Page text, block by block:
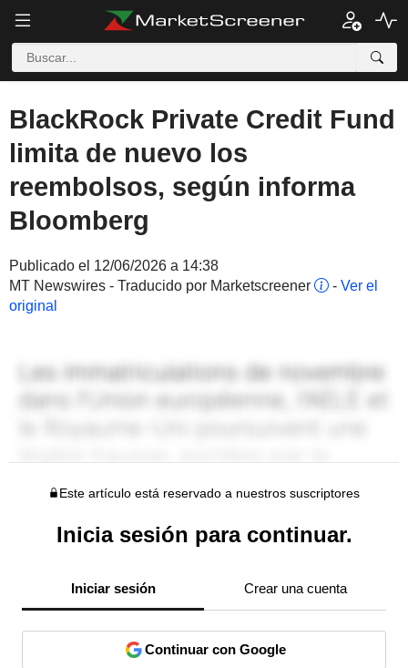
BlackRock Private Credit Fund
limita de nuevo los
reembolsos, según informa
Bloomberg
Publicado el 12/06/2026 a 14:38
MT Newswires - Traducido por Marketscreener
- Ver el
original
Este artículo está reservado a nuestros suscriptores
Inicia sesión para continuar.
Iniciar sesión Crear una cuenta
Continuar con Google